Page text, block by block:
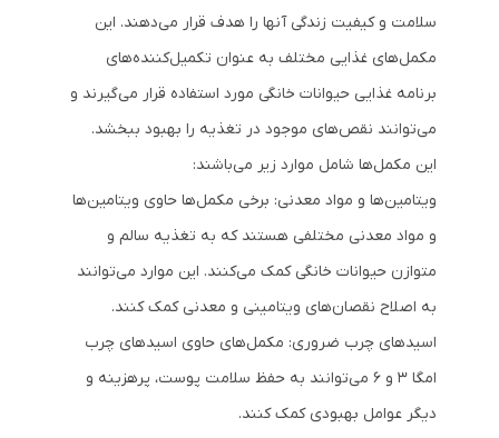
سلامت و کیفیت زندگی آنها را هدف قرار می‌دهند. این
مکمل‌های غذایی مختلف به عنوان تکمیل‌کننده‌های
برنامه غذایی حیوانات خانگی مورد استفاده قرار می‌گیرند و
می‌توانند نقص‌های موجود در تغذیه را بهبود ببخشد.
این مکمل‌ها شامل موارد زیر می‌باشند:
ویتامین‌ها و مواد معدنی: برخی مکمل‌ها حاوی ویتامین‌ها
و مواد معدنی مختلفی هستند که به تغذیه سالم و
متوازن حیوانات خانگی کمک می‌کنند. این موارد می‌توانند
به اصلاح نقصان‌های ویتامینی و معدنی کمک کنند.
اسیدهای چرب ضروری: مکمل‌های حاوی اسیدهای چرب
امگا ۳ و ۶ می‌توانند به حفظ سلامت پوست، پرهزینه و
دیگر عوامل بهبودی کمک کنند.